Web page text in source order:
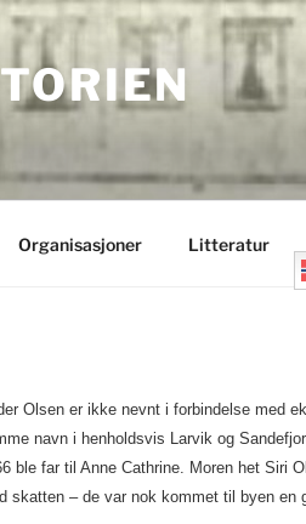
Organisasjoner
Litteratur
Olsen er ikke nevnt i forbindelse med
navn i henholdsvis Larvik og
ble far til Anne Cathrine. Moren het Siri
skatten – de var nok kommet til byen en